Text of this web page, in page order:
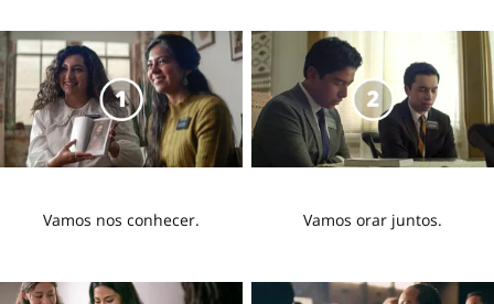
O Que Esperar de uma Conversa Com
Vamos nos conhecer. Vamos orar juntos.